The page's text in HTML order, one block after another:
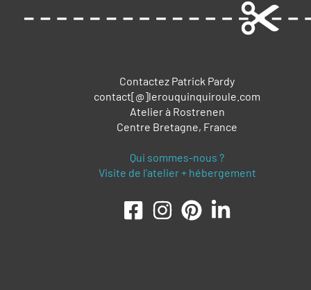
Contactez Patrick Pardy
contact[@]lerouquinquiroule.com
Atelier à Rostrenen
Centre Bretagne, France
Qui sommes-nous ?
Visite de l'atelier + hébergement